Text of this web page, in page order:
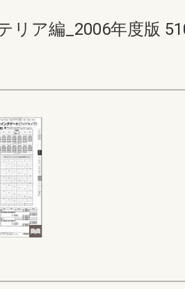
リア編_2006年度版